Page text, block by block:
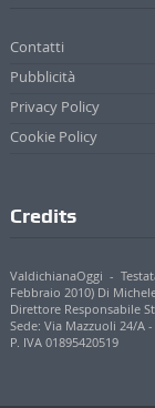
Contatti
Pubblicità
Privacy Policy
Cookie Policy
Credits
ValdichianaOggi -
Febbraio 2010) Di
Direttore Responsabile
Sede: Via Mazzuoli 24/A
P. IVA 01895420519